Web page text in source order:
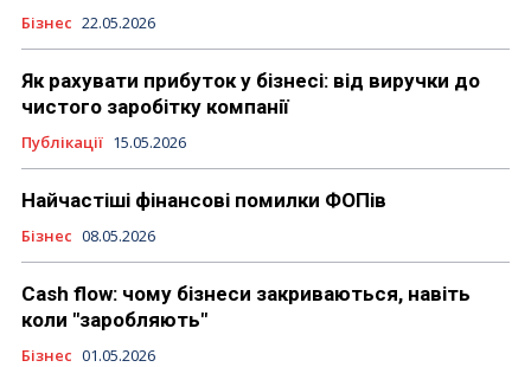
Бізнес 22.05.2026
Як рахувати прибуток у бізнесі: від виручки до
чистого заробітку компанії
Публікації 15.05.2026
Найчастіші фінансові помилки ФОПів
Бізнес 08.05.2026
Cash flow: чому бізнеси закриваються, навіть
коли "заробляють"
Бізнес 01.05.2026